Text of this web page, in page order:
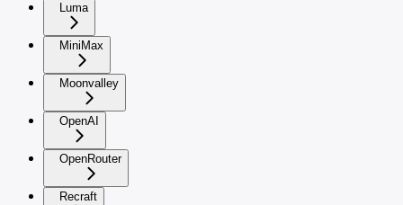
Luma
MiniMax
Moonvalley
OpenAI
OpenRouter
Recraft